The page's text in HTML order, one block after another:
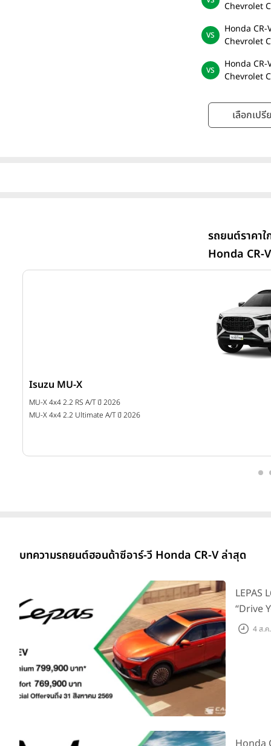
Chevrolet
Honda CR-
Chevrolet
Honda CR-
Chevrolet
เลือกเป
รถยนต์ราคาใ
Honda CR-V
Isuzu MU-X
MU-X 4x4 2.2 RS A/T ปี 2026
MU-X 4x4 2.2 Ultimate A/T ปี 2026
บทความรถยนต์ฮอนด้าซีอาร์-วี Honda CR-V ล่าสุด
LEPAS
“Drive
บาท 4 ส.ค